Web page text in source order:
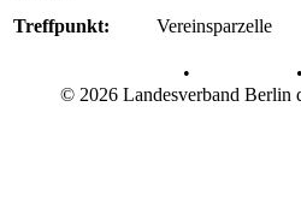
Treffpunkt: Vereinsparzelle
• •
© 2026 Landesverband Berlin